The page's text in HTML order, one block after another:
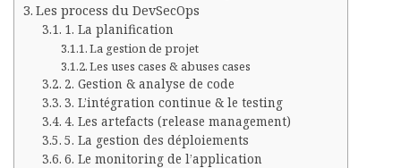
Les process du DevSecOps
1. La planification
La gestion de projet
Les uses cases & abuses cases
2. Gestion & analyse de code
3. L’intégration continue & le testing
4. Les artefacts (release management)
5. La gestion des déploiements
6. Le monitoring de l’application